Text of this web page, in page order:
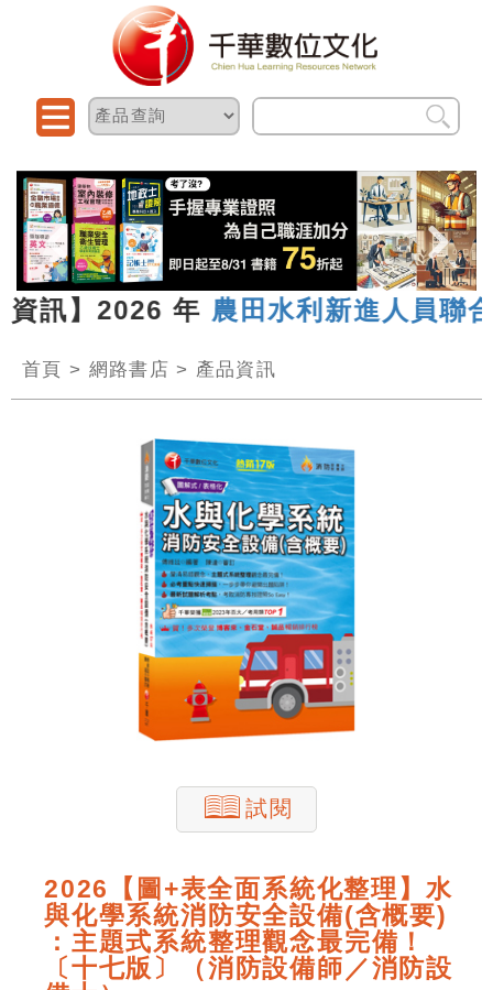
2026 年農田水利新進人員聯合統一
首頁 > 網路書店 > 產品資訊
試閱
2026【圖+表全面系統化整理】水
與化學系統消防安全設備(含概要)
：主題式系統整理觀念最完備！
〔十七版〕（消防設備師／消防設